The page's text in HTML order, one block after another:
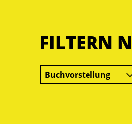
FILTERN
Buchvorstellung